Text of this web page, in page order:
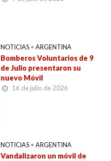
NOTICIAS • ARGENTINA
Bomberos Voluntarios de 9
de Julio presentaron su
nuevo Móvil
16 de julio de 2026
NOTICIAS • ARGENTINA
Vandalizaron un móvil de